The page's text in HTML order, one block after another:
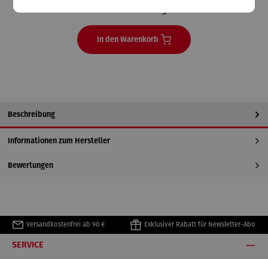
In den Warenkorb
Beschreibung
Informationen zum Hersteller
Bewertungen
Versandkostenfrei ab 90 € Exklusiver Rabatt für Newsletter-Abo
SERVICE